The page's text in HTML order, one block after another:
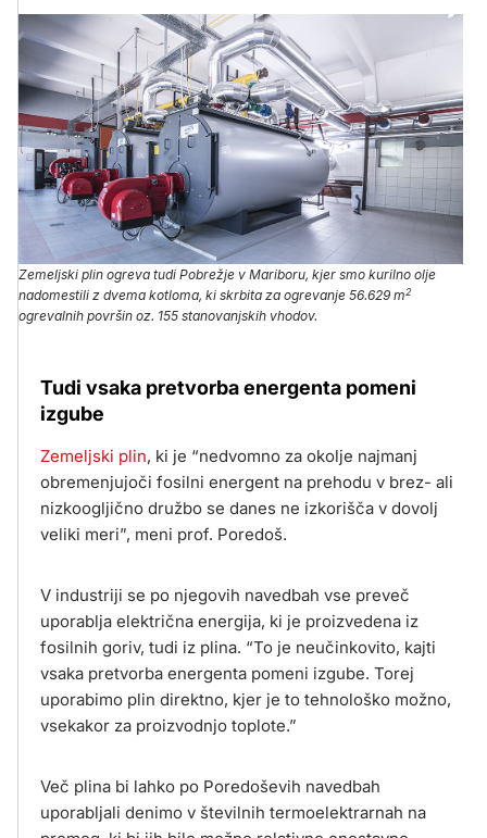
Zemeljski plin ogreva tudi Pobrežje v Mariboru, kjer smo kurilno olje
nadomestili z dvema kotloma, ki skrbita za ogrevanje 56.629 m2
ogrevalnih površin oz. 155 stanovanjskih vhodov.
Tudi vsaka pretvorba energenta pomeni
izgube
Zemeljski plin, ki je “nedvomno za okolje najmanj
obremenjujoči fosilni energent na prehodu v brez- ali
nizkoogljično družbo se danes ne izkorišča v dovolj
veliki meri”, meni prof. Poredoš.
V industriji se po njegovih navedbah vse preveč
uporablja električna energija, ki je proizvedena iz
fosilnih goriv, tudi iz plina. “To je neučinkovito, kajti
vsaka pretvorba energenta pomeni izgube. Torej
uporabimo plin direktno, kjer je to tehnološko možno,
vsekakor za proizvodnjo toplote.”
Več plina bi lahko po Poredoševih navedbah
uporabljali denimo v številnih termoelektrarnah na